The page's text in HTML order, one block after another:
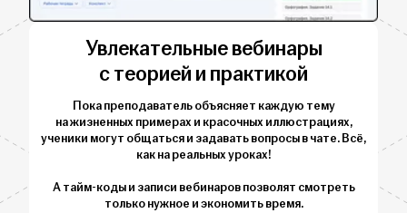
Увлекательные вебинары
с теорией и практикой
Пока преподаватель объясняет каждую тему
на жизненных примерах и красочных иллюстрациях,
ученики могут общаться и задавать вопросы в чате. Всё,
как на реальных уроках!
А тайм-коды и записи вебинаров позволят смотреть
только нужное и экономить время.